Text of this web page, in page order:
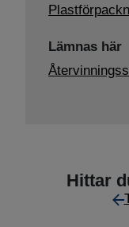
Lämnas här
Hittar